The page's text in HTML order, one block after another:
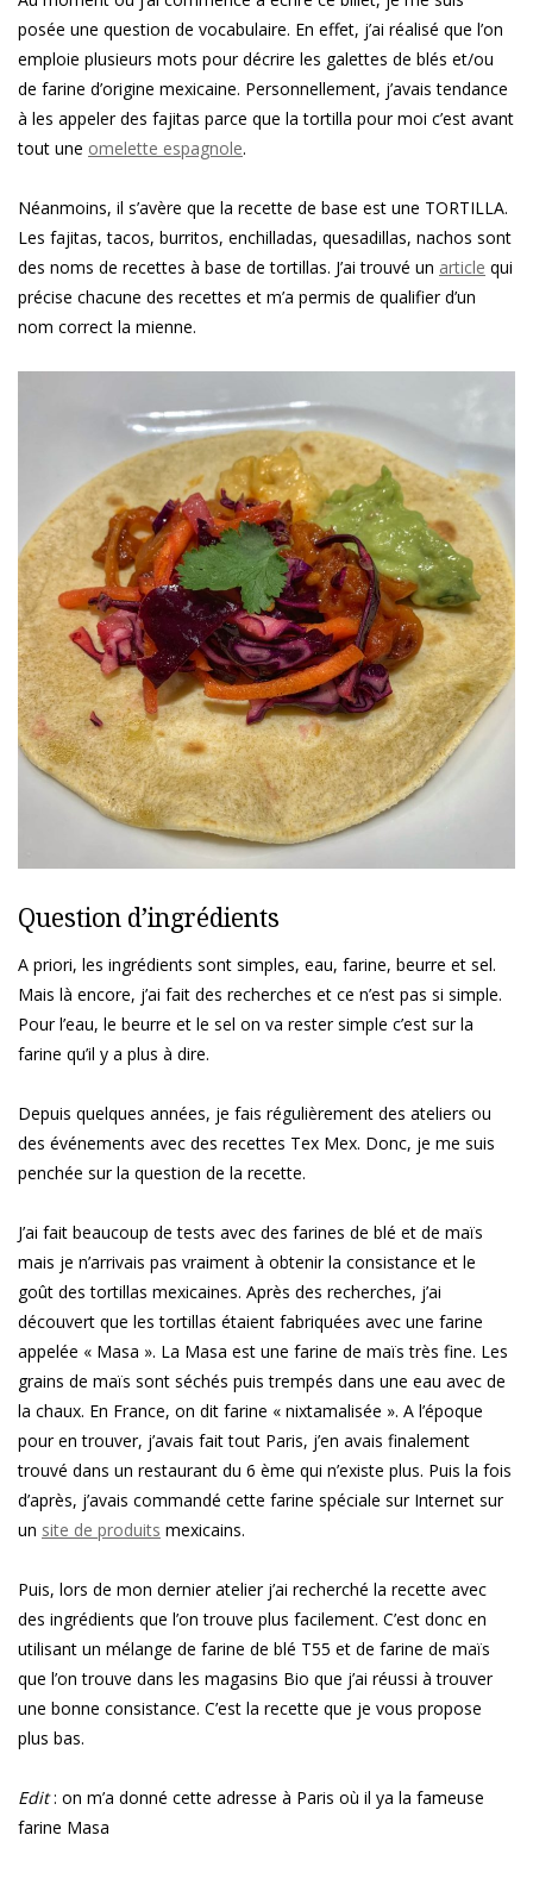
posée une question de vocabulaire. En effet, j’ai réalisé que l’on
emploie plusieurs mots pour décrire les galettes de blés et/ou
de farine d’origine mexicaine. Personnellement, j’avais tendance
à les appeler des fajitas parce que la tortilla pour moi c’est avant
tout une omelette espagnole.
Néanmoins, il s’avère que la recette de base est une TORTILLA.
Les fajitas, tacos, burritos, enchilladas, quesadillas, nachos sont
des noms de recettes à base de tortillas. J’ai trouvé un article qui
précise chacune des recettes et m’a permis de qualifier d’un
nom correct la mienne.
Question d’ingrédients
A priori, les ingrédients sont simples, eau, farine, beurre et sel.
Mais là encore, j’ai fait des recherches et ce n’est pas si simple.
Pour l’eau, le beurre et le sel on va rester simple c’est sur la
farine qu’il y a plus à dire.
Depuis quelques années, je fais régulièrement des ateliers ou
des événements avec des recettes Tex Mex. Donc, je me suis
penchée sur la question de la recette.
J’ai fait beaucoup de tests avec des farines de blé et de maïs
mais je n’arrivais pas vraiment à obtenir la consistance et le
goût des tortillas mexicaines. Après des recherches, j’ai
découvert que les tortillas étaient fabriquées avec une farine
appelée « Masa ». La Masa est une farine de maïs très fine. Les
grains de maïs sont séchés puis trempés dans une eau avec de
la chaux. En France, on dit farine « nixtamalisée ». A l’époque
pour en trouver, j’avais fait tout Paris, j’en avais finalement
trouvé dans un restaurant du 6 ème qui n’existe plus. Puis la fois
d’après, j’avais commandé cette farine spéciale sur Internet sur
un site de produits mexicains.
Puis, lors de mon dernier atelier j’ai recherché la recette avec
des ingrédients que l’on trouve plus facilement. C’est donc en
utilisant un mélange de farine de blé T55 et de farine de maïs
que l’on trouve dans les magasins Bio que j’ai réussi à trouver
une bonne consistance. C’est la recette que je vous propose
plus bas.
Edit: on m’a donné cette adresse à Paris où il ya la fameuse
farine Masa